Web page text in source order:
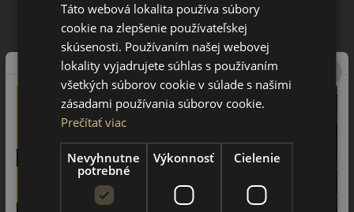
Táto webová lokalita používa súbory
cookie na zlepšenie používateľskej
skúsenosti. Používaním našej webovej
lokality vyjadrujete súhlas s používaním
všetkých súborov cookie v súlade s našimi
zásadami používania súborov cookie.
Prečítať viac
Nevyhnutne
potrebné
Výkonnosť Cielenie